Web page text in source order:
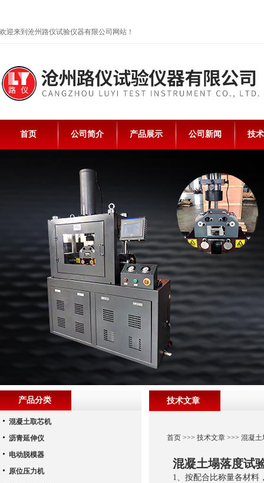
欢迎来到沧州路仪试验仪器有限公司网站！
首页 公司简介 产品展示 公司新闻 技
技术文章
首页>>> 技术文章>>> 混凝土
混凝土塌落度试
1、按配合比称量各材
产品分类
混凝土取芯机
沥青延伸仪
电动脱模器
原位压力机